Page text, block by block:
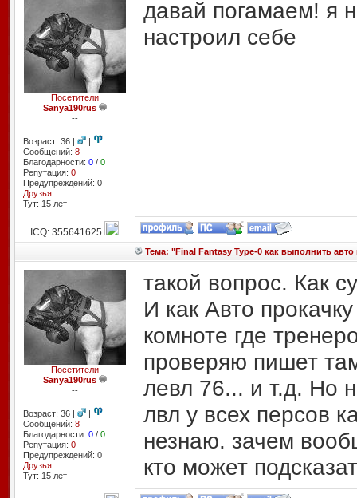
Посетители
Sanya190rus
--
Возраст: 36 |
|
Сообщений: 8
Благодарности: 0/ 0
Репутация: 0
Предупреждений: 0
Друзья
Тут: 15 лет
давай погамаем! я
настроил себе
ICQ: 355641625
Тема: "Final Fantasy Type-0 как выполнить авто
Посетители
Sanya190rus
--
Возраст: 36 |
|
Сообщений: 8
Благодарности: 0/ 0
Репутация: 0
Предупреждений: 0
Друзья
Тут: 15 лет
такой вопрос. Как
И как Авто
комноте где
проверяю пишет
левл 76... и т.д. Но
лвл у всех персов
незнаю. зачем
кто может